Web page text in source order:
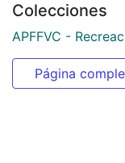
Colecciones
APFFVC -
Página